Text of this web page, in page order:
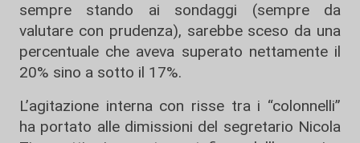
sempre stando ai sondaggi (sempre da
valutare con prudenza), sarebbe sceso da una
percentuale che aveva superato nettamente il
20% sino a sotto il 17%.
L’agitazione interna con risse tra i “colonnelli”
ha portato alle dimissioni del segretario Nicola